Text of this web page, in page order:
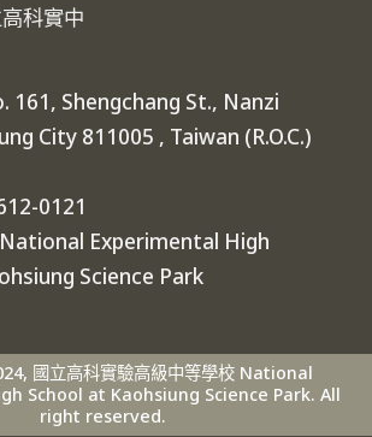
科實中
161, Shengchang St., Nanzi
City 811005 , Taiwan (R.O.C.)
0121
Experimental High
Science Park
國立高科實驗高級中等學校 National
School at Kaohsiung Science Park. All
right reserved.